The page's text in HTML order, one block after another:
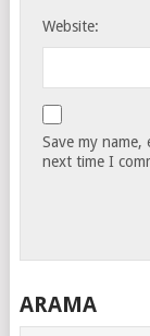
Website:
Save my
next time I
ARAMA